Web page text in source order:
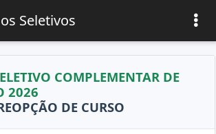
Seletivos
COMPLEMENTAR DE
2026
DE CURSO